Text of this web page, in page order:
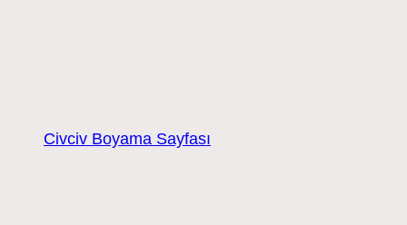
Civciv Boyama Sayfası